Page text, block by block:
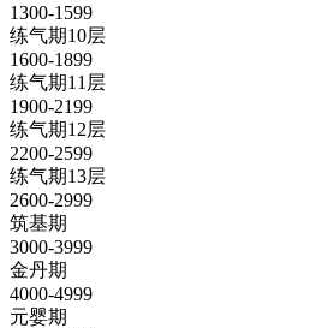
1300-1599
练气期10层
1600-1899
练气期11层
1900-2199
练气期12层
2200-2599
练气期13层
2600-2999
筑基期
3000-3999
金丹期
4000-4999
元婴期